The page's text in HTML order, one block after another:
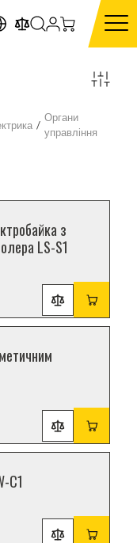
/
Органи
управління
з
LS-S1
C1